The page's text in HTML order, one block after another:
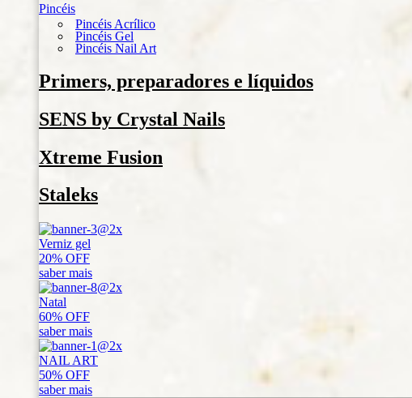
Pincéis
Pincéis Acrílico
Pincéis Gel
Pincéis Nail Art
Primers, preparadores e líquidos
SENS by Crystal Nails
Xtreme Fusion
Staleks
Verniz gel
20% OFF
saber mais
Natal
60% OFF
saber mais
NAIL ART
50% OFF
saber mais